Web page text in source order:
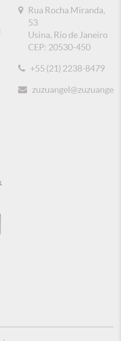
Rua Rocha Miranda,
53
Usina, Rio de Janeiro
CEP: 20530-450
+55 (21) 2238-8479